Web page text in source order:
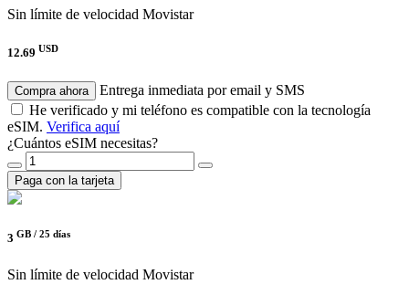
Sin límite de velocidad Movistar
12.69 USD
Compra ahora
Entrega inmediata por email y SMS
He verificado y mi teléfono es compatible con la tecnología
eSIM. Verifica aquí
¿Cuántos eSIM necesitas?
Paga con la tarjeta
3 GB / 25 días
Sin límite de velocidad Movistar